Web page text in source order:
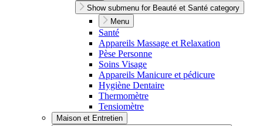
Show submenu for Beauté et Santé category
Menu
Santé
Appareils Massage et Relaxation
Pèse Personne
Soins Visage
Appareils Manicure et pédicure
Hygiène Dentaire
Thermomètre
Tensiomètre
Maison et Entretien